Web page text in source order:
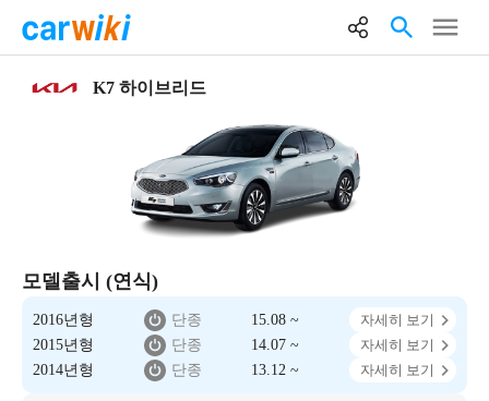
K7 하이브리드
모델출시 (연식)
2016년형 단종 15.08 ~
자세히 보기
2015년형
단종 14.07 ~
자세히 보기
2014년형
단종 13.12 ~ 자세히 보기